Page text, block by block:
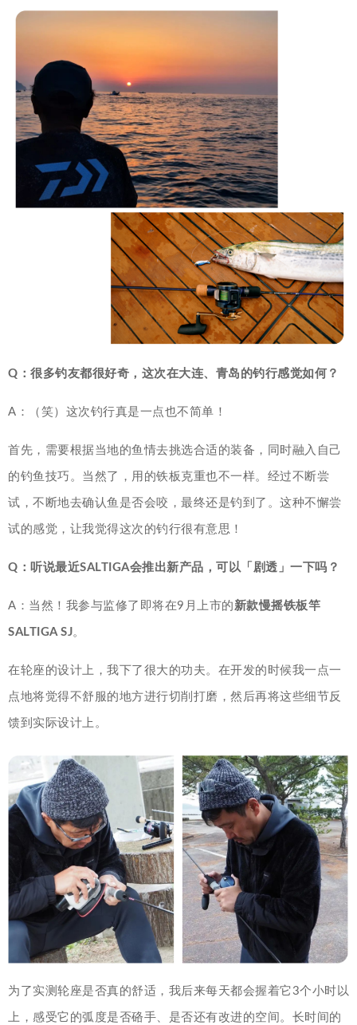
Q：很多钓友都很好奇，这次在大连、青岛的钓行感觉如何？
A：（笑）这次钓行真是一点也不简单！
首先，需要根据当地的鱼情去挑选合适的装备，同时融入自己
的钓鱼技巧。当然了，用的铁板克重也不一样。经过不断尝
试，不断地去确认鱼是否会咬，最终还是钓到了。这种不懈尝
试的感觉，让我觉得这次的钓行很有意思！
Q：听说最近SALTIGA会推出新产品，可以「剧透」一下吗？
A：当然！我参与监修了即将在9月上市的新款慢摇铁板竿
SALTIGA SJ。
在轮座的设计上，我下了很大的功夫。在开发的时候我一点一
点地将觉得不舒服的地方进行切削打磨，然后再将这些细节反
馈到实际设计上。
为了实测轮座是否真的舒适，我后来每天都会握着它3个小时以
上，感受它的弧度是否硌手、是否还有改进的空间。长时间的